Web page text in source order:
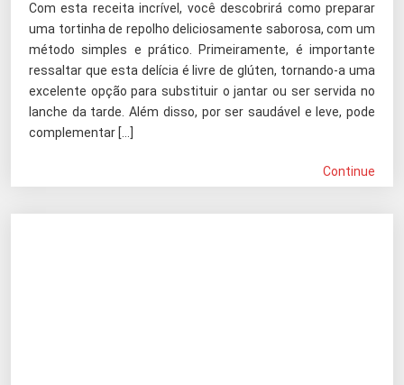
Com esta receita incrível, você descobrirá como preparar
uma tortinha de repolho deliciosamente saborosa, com um
método simples e prático. Primeiramente, é importante
ressaltar que esta delícia é livre de glúten, tornando-a uma
excelente opção para substituir o jantar ou ser servida no
lanche da tarde. Além disso, por ser saudável e leve, pode
complementar […]
Continue